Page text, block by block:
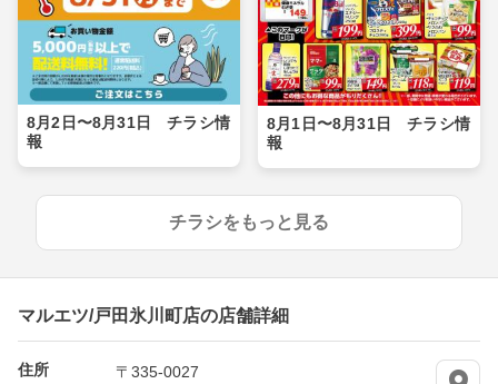
8月2日〜8月31日 チラシ情
報
8月1日〜8月31日 チラシ情
報
チラシをもっと見る
マルエツ/戸田氷川町店の店舗詳細
住所
〒335-0027